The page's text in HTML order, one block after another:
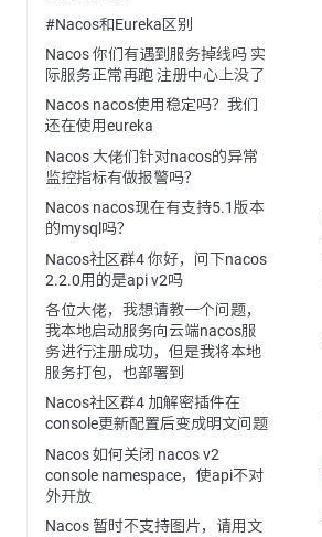
#Nacos和Eureka区别
Nacos 你们有遇到服务掉线吗 实
际服务正常再跑 注册中心上没了
Nacos nacos使用稳定吗？我们
还在使用eureka
Nacos 大佬们针对nacos的异常
监控指标有做报警吗？
Nacos nacos现在有支持5.1版本
的mysql吗？
Nacos社区群4 你好，问下nacos
2.2.0用的是api v2吗
各位大佬，我想请教一个问题，
我本地启动服务向云端nacos服
务进行注册成功，但是我将本地
服务打包，也部署到
Nacos社区群4 加解密插件在
console更新配置后变成明文问题
Nacos 如何关闭 nacos v2
console namespace，使api不对
外开放
Nacos 暂时不支持图片，请用文